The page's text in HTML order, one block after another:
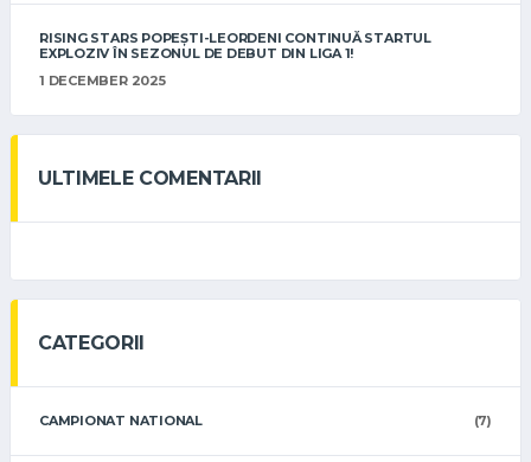
RISING STARS POPEȘTI-LEORDENI CONTINUĂ STARTUL
EXPLOZIV ÎN SEZONUL DE DEBUT DIN LIGA 1!
1 DECEMBER 2025
ULTIMELE COMENTARII
CATEGORII
CAMPIONAT NATIONAL (7)